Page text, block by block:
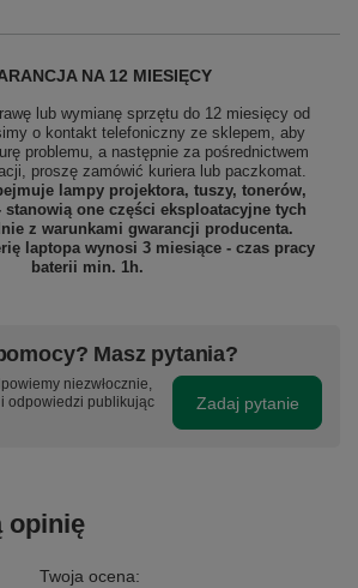
NA 12 MIESIĘCY
lub wymianę sprzętu do 12 miesięcy od
o kontakt telefoniczny ze sklepem, aby
problemu, a następnie za pośrednictwem
proszę zamówić kuriera lub paczkomat.
lampy projektora, tuszy, tonerów,
stanowią one części eksploatacyjne tych
z warunkami gwarancji producenta.
laptopa wynosi 3 miesiące - czas pracy
baterii min. 1h.
Masz pytania?
niezwłocznie,
odpowiedzi publikując
Zadaj pytanie
opinię
Twoja ocena: